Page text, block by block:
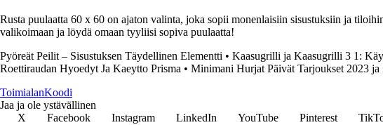
Rusta puulaatta 60 x 60 on ajaton valinta, joka sopii monenlaisiin sisustuksiin ja
valikoimaan ja löydä omaan tyyliisi sopiva puulaatta!
Pyöreät Peilit – Sisustuksen Täydellinen Elementti • Kaasugrilli ja Kaasugrilli 3 1:
Roettiraudan Hyoedyt Ja Kaeytto Prisma • Minimani Hurjat Päivät Tarjoukset 2023
ToimialanKoodi
Jaa ja ole ystävällinen
X
Facebook Instagram LinkedIn YouTube Pinterest